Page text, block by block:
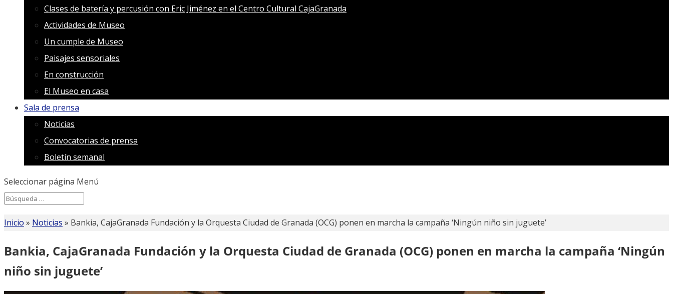
Clases de batería y percusión con Eric Jiménez en el Centro Cultural CajaGranada
Actividades de Museo
Un cumple de Museo
Paisajes sensoriales
En construcción
El Museo en casa
Sala de prensa
Noticias
Convocatorias de prensa
Boletín semanal
Seleccionar página Menú
Search
for...
Inicio » Noticias » Bankia, CajaGranada Fundación y la Orquesta Ciudad de Granada (OCG) ponen en marcha la campaña ‘Ningún niño sin juguete’
Bankia, CajaGranada Fundación y la Orquesta Ciudad de Granada (OCG) ponen en marcha la campaña ‘Ningún
niño sin juguete’